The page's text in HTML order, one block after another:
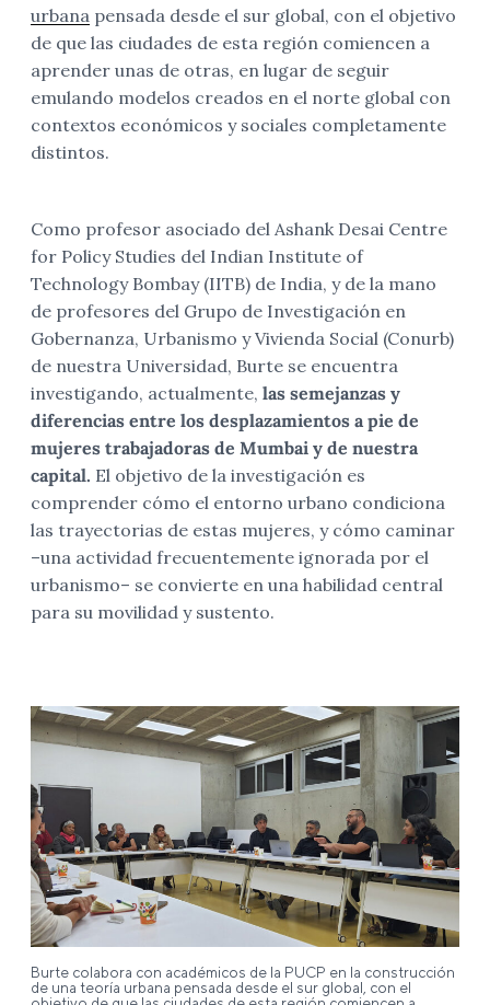
urbana pensada desde el sur global, con el objetivo
de que las ciudades de esta región comiencen a
aprender unas de otras, en lugar de seguir
emulando modelos creados en el norte global con
contextos económicos y sociales completamente
distintos.
Como profesor asociado del Ashank Desai Centre
for Policy Studies del Indian Institute of
Technology Bombay (IITB) de India, y de la mano
de profesores del Grupo de Investigación en
Gobernanza, Urbanismo y Vivienda Social (Conurb)
de nuestra Universidad, Burte se encuentra
investigando, actualmente, las semejanzas y
diferencias entre los desplazamientos a pie de
mujeres trabajadoras de Mumbai y de nuestra
capital. El objetivo de la investigación es
comprender cómo el entorno urbano condiciona
las trayectorias de estas mujeres, y cómo caminar
–una actividad frecuentemente ignorada por el
urbanismo– se convierte en una habilidad central
para su movilidad y sustento.
Burte colabora con académicos de la PUCP en la construcción
de una teoría urbana pensada desde el sur global, con el